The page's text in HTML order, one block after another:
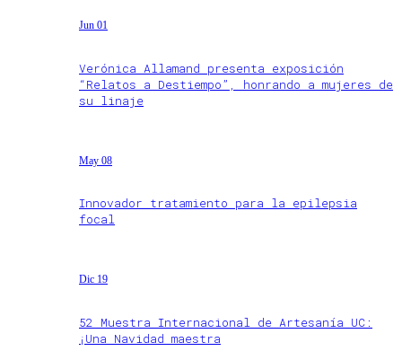
Jun 01
Verónica Allamand presenta exposición
“Relatos a Destiempo”, honrando a mujeres de
su linaje
May 08
Innovador tratamiento para la epilepsia
focal
Dic 19
52 Muestra Internacional de Artesanía UC:
¡Una Navidad maestra